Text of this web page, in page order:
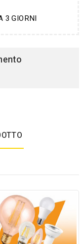
3 GIORNI